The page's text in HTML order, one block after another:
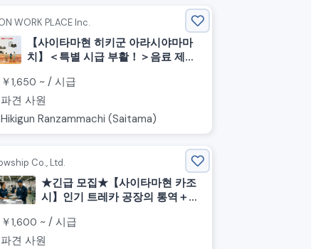
WORK PLACE Inc.
【사이타마현 히키군 아라시야마마
치】＜특별 시급 부활！＞음료 제
￥1,650 ~ /시급
파견 사원
Hikigun Ranzammachi (Saitama)
Co., Ltd.
★긴급 모집★【사이타마현 카조
시】인기 트레카 공장의 통역＋경
￥1,600 ~ /시급
파견 사원